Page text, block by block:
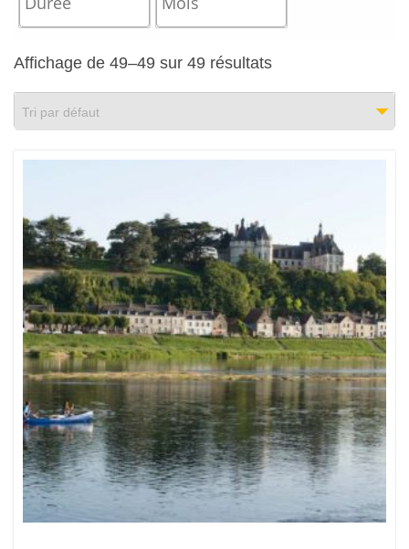
Affichage de 49–49 sur 49 résultats
Tri par défaut